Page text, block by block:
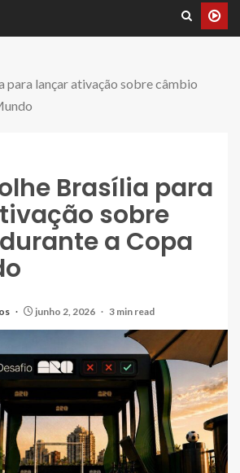
para lançar ativação sobre câmbio
Brasília para
sobre
a Copa
junho 2, 2026 3 min read